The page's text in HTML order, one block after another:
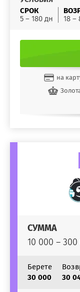
СРОК
5 – 180 дн
18 –
на
СУММА
10 000 –
Берете
30 000
30